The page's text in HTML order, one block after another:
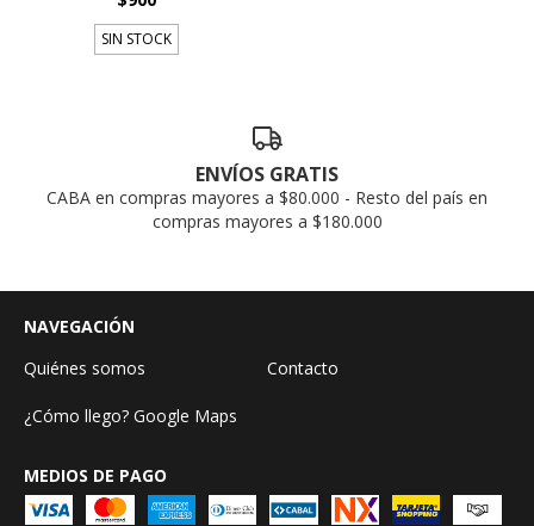
SIN STOCK
ENVÍOS GRATIS
CABA en compras mayores a $80.000 - Resto del país en
compras mayores a $180.000
NAVEGACIÓN
Quiénes somos
Contacto
¿Cómo llego? Google Maps
MEDIOS DE PAGO